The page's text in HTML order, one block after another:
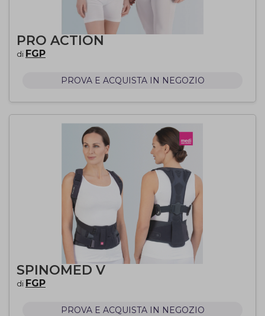
PRO ACTION
di FGP
PROVA E ACQUISTA IN NEGOZIO
SPINOMED V
di FGP
PROVA E ACQUISTA IN NEGOZIO